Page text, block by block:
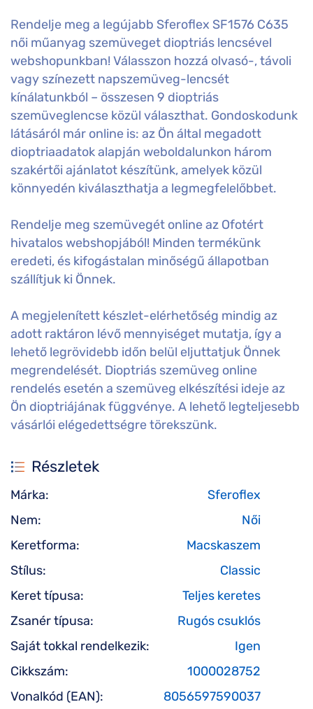
Rendelje meg a legújabb Sferoflex SF1576 C635
női műanyag szemüveget dioptriás lencsével
webshopunkban! Válasszon hozzá olvasó-, távoli
vagy színezett napszemüveg-lencsét
kínálatunkból – összesen 9 dioptriás
szemüveglencse közül választhat. Gondoskodunk
látásáról már online is: az Ön által megadott
dioptriaadatok alapján weboldalunkon három
szakértői ajánlatot készítünk, amelyek közül
könnyedén kiválaszthatja a legmegfelelőbbet.
Rendelje meg szemüvegét online az Ofotért
hivatalos webshopjából! Minden termékünk
eredeti, és kifogástalan minőségű állapotban
szállítjuk ki Önnek.
A megjelenített készlet-elérhetőség mindig az
adott raktáron lévő mennyiséget mutatja, így a
lehető legrövidebb időn belül eljuttatjuk Önnek
megrendelését. Dioptriás szemüveg online
rendelés esetén a szemüveg elkészítési ideje az
Ön dioptriájának függvénye. A lehető legteljesebb
vásárlói elégedettségre törekszünk.
Részletek
Márka:
Sferoflex
Nem:
Női
Keretforma:
Macskaszem
Stílus:
Classic
Keret típusa:
Teljes keretes
Zsanér típusa:
Rugós csuklós
Saját tokkal rendelkezik:
Igen
Cikkszám:
1000028752
Vonalkód (EAN):
8056597590037